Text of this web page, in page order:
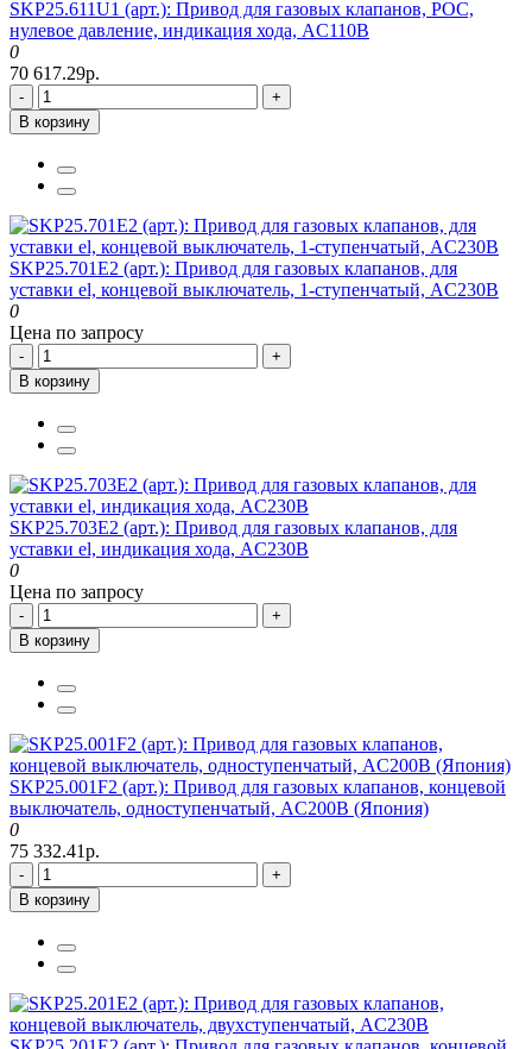
SKP25.611U1 (арт.): Привод для газовых клапанов, POC,
нулевое давление, индикация хода, AC110В
0
70 617.29р.
-
+
В корзину
SKP25.701E2 (арт.): Привод для газовых клапанов, для
уставки el, концевой выключатель, 1-ступенчатый, AC230В
0
Цена по запросу
-
+
В корзину
SKP25.703E2 (арт.): Привод для газовых клапанов, для
уставки el, индикация хода, AC230В
0
Цена по запросу
-
+
В корзину
SKP25.001F2 (арт.): Привод для газовых клапанов, концевой
выключатель, одноступенчатый, AC200В (Япония)
0
75 332.41р.
-
+
В корзину